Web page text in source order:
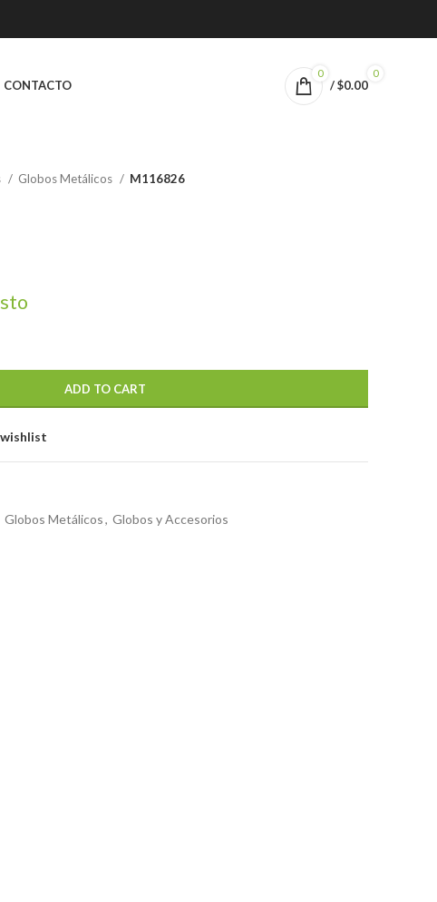
CONTACTO
0 0
/$0.00
Globos Metálicos M116826
ADD TO CART
Globos Metálicos, Globos y Accesorios